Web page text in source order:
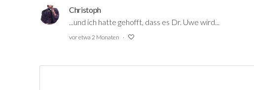
Christoph
...und ich hatte gehofft, dass es Dr. Uwe wird...
vor etwa 2 Monaten